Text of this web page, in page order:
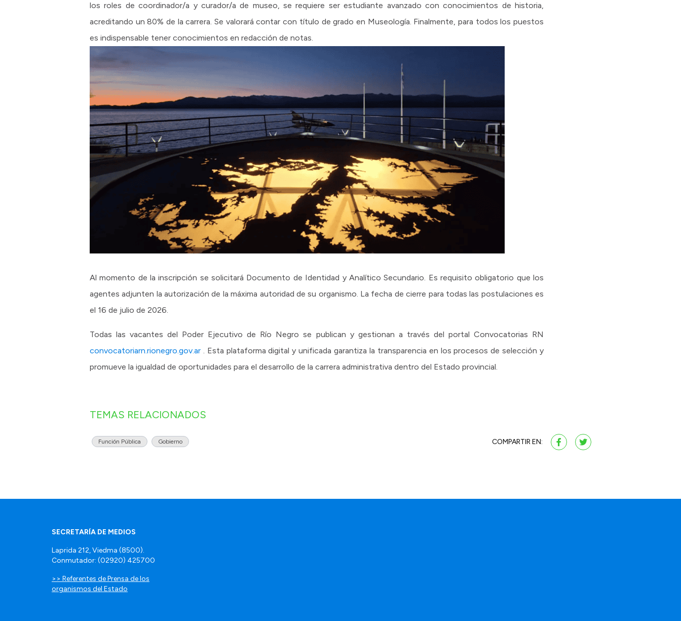
los roles de coordinador/a y curador/a de museo, se requiere ser estudiante avanzado con conocimientos de historia,
acreditando un 80% de la carrera. Se valorará contar con título de grado en Museología. Finalmente, para todos los puestos
es indispensable tener conocimientos en redacción de notas.
Al momento de la inscripción se solicitará Documento de Identidad y Analítico Secundario. Es requisito obligatorio que los
agentes adjunten la autorización de la máxima autoridad de su organismo. La fecha de cierre para todas las postulaciones es
el 16 de julio de 2026.
Todas las vacantes del Poder Ejecutivo de Río Negro se publican y gestionan a través del portal Convocatorias RN
convocatoriarn.rionegro.gov.ar . Esta plataforma digital y unificada garantiza la transparencia en los procesos de selección y
promueve la igualdad de oportunidades para el desarrollo de la carrera administrativa dentro del Estado provincial.
TEMAS RELACIONADOS
Función Pública Gobierno COMPARTIR EN:
SECRETARÍA DE MEDIOS
Laprida 212, Viedma (8500).
Conmutador: (02920) 425700
>> Referentes de Prensa de los
organismos del Estado